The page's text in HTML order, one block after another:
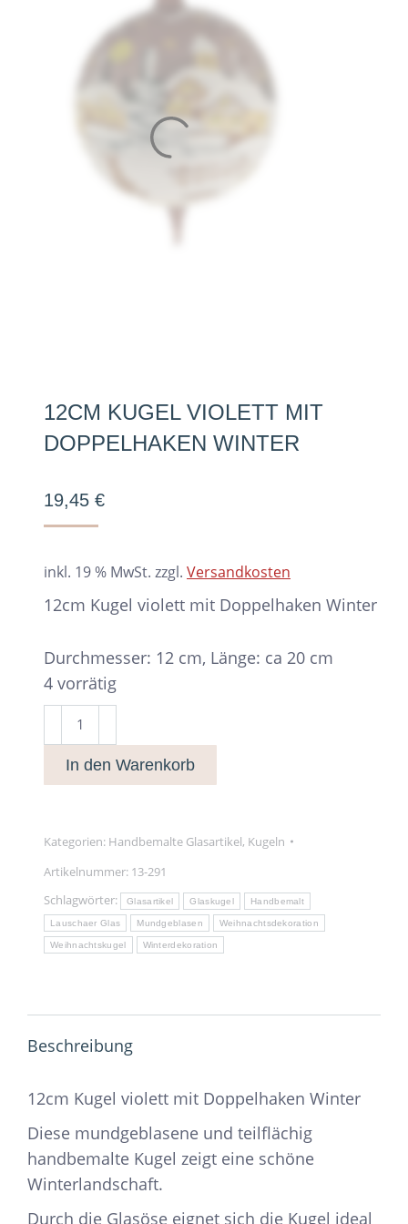
12CM KUGEL VIOLETT MIT
DOPPELHAKEN WINTER
19,45 €
inkl. 19 % MwSt. zzgl. Versandkosten
12cm Kugel violett mit Doppelhaken Winter
Durchmesser: 12 cm, Länge: ca 20 cm
4 vorrätig
12cm
Kugel
violett
Winter
Menge
In den Warenkorb
Kategorien: Handbemalte Glasartikel, Kugeln
Artikelnummer: 13-291
Schlagwörter:
Glasartikel Glaskugel Handbemalt
Lauschaer Glas Mundgeblasen Weihnachtsdekoration
Weihnachtskugel Winterdekoration
Beschreibung
12cm Kugel violett mit Doppelhaken Winter
Diese mundgeblasene und teilflächig
handbemalte Kugel zeigt eine schöne
Winterlandschaft.
Durch die Glasöse eignet sich die Kugel ideal